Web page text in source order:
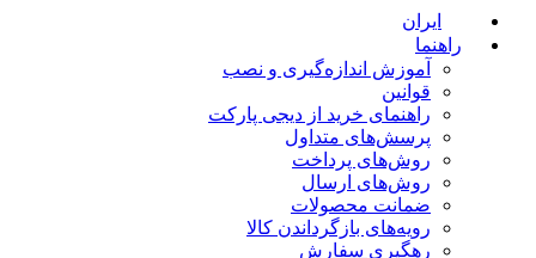
ایران
راهنما
آموزش اندازه‌گیری و نصب
قوانین
راهنمای خرید از دیجی پارکت
پرسش‌های متداول
روش‌های پرداخت
روش‌های ارسال
ضمانت محصولات
رویه‌های بازگرداندن کالا
رهگیری سفارش